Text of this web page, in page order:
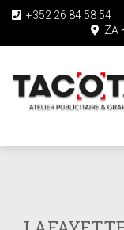
+352 26 84 58 54
ZA